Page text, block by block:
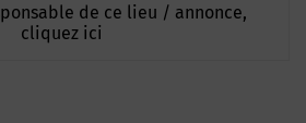
de ce lieu / annonce,
cliquez ici